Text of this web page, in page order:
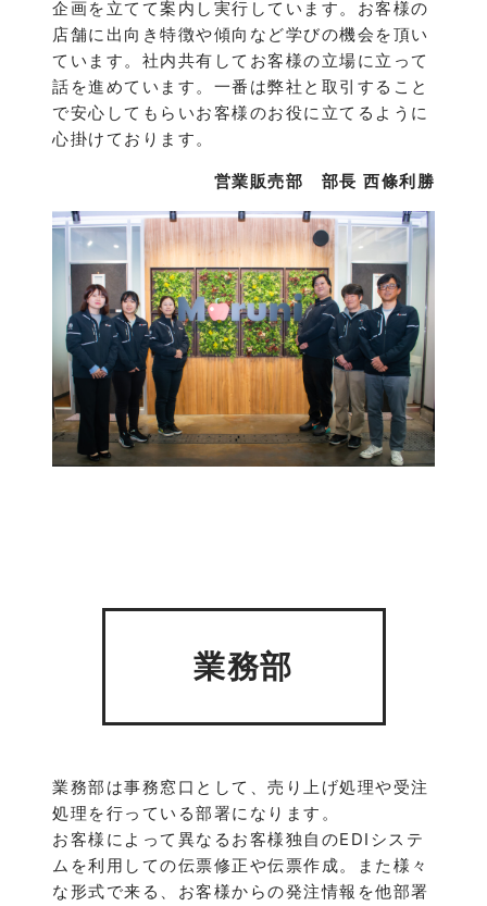
企画を立てて案内し実行しています。お客様の
店舗に出向き特徴や傾向など学びの機会を頂い
ています。社内共有してお客様の立場に立って
話を進めています。一番は弊社と取引すること
で安心してもらいお客様のお役に立てるように
心掛けております。
営業販売部 部長 西條利勝
業務部
業務部は事務窓口として、売り上げ処理や受注
処理を行っている部署になります。
お客様によって異なるお客様独自のEDIシステ
ムを利用しての伝票修正や伝票作成。また様々
な形式で来る、お客様からの発注情報を他部署